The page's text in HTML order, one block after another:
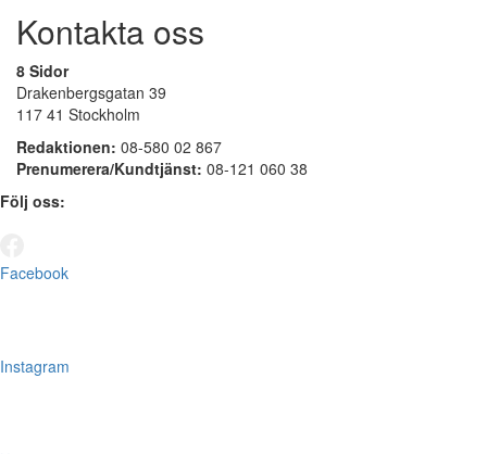
Kontakta oss
8 Sidor
Drakenbergsgatan 39
117 41 Stockholm
Redaktionen: 08-580 02 867
Prenumerera/Kundtjänst: 08-121 060 38
Följ oss:
Facebook
Instagram